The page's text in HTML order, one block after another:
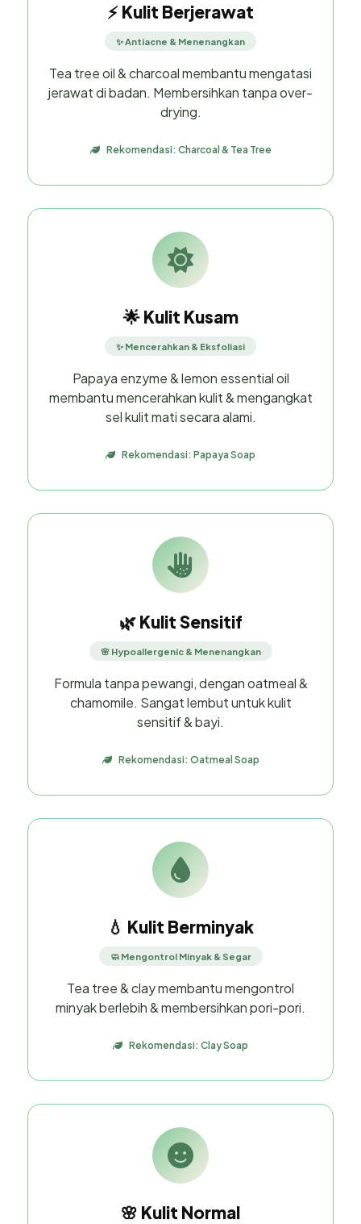
⚡ Kulit Berjerawat
✨ Antiacne & Menenangkan
Tea tree oil & charcoal membantu mengatasi
jerawat di badan. Membersihkan tanpa over-
drying.
Rekomendasi: Charcoal & Tea Tree
🌟 Kulit Kusam
✨ Mencerahkan & Eksfoliasi
Papaya enzyme & lemon essential oil
membantu mencerahkan kulit & mengangkat
sel kulit mati secara alami.
Rekomendasi: Papaya Soap
🌿 Kulit Sensitif
🌸 Hypoallergenic & Menenangkan
Formula tanpa pewangi, dengan oatmeal &
chamomile. Sangat lembut untuk kulit
sensitif & bayi.
Rekomendasi: Oatmeal Soap
💧 Kulit Berminyak
🧼 Mengontrol Minyak & Segar
Tea tree & clay membantu mengontrol
minyak berlebih & membersihkan pori-pori.
Rekomendasi: Clay Soap
🌸 Kulit Normal